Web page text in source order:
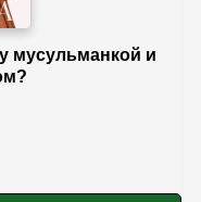
мусульманкой и